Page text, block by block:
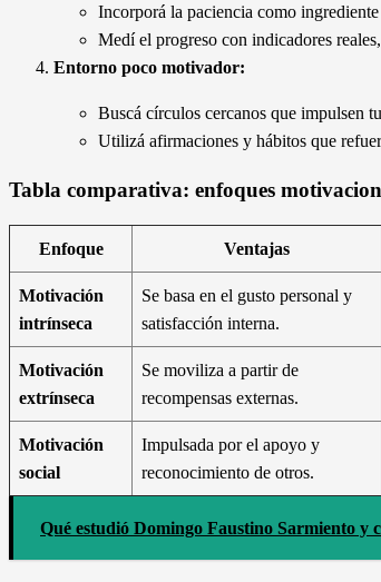
Incorporá la paciencia como
Medí el progreso con indicadores
Entorno poco motivador:
Buscá círculos cercanos que impulsen
Utilizá afirmaciones y hábitos que
Tabla comparativa: enfoques
Enfoque Ventajas
Motivación
intrínseca
Se basa en el gusto personal y
satisfacción interna.
Motivación
extrínseca
Se moviliza a partir de
recompensas externas.
Motivación
social
Impulsada por el apoyo y
reconocimiento de otros.
Qué estudió Domingo Faustino Sarmiento y